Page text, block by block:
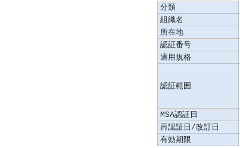
分類
組織名
所在地
認証番号
適用規格
認証範囲
MSA認証日
再認証日/改訂日
有効期限